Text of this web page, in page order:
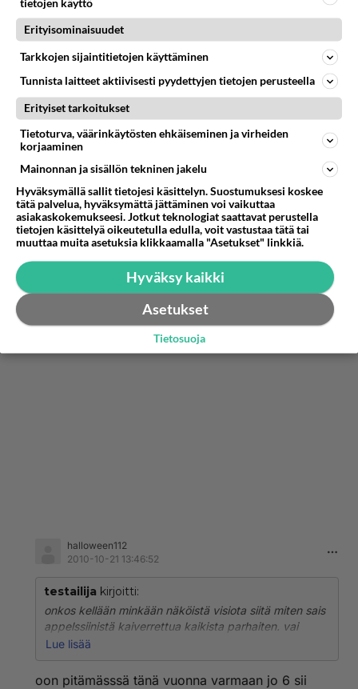
Leikkaa kanta pois ja sitä kautta kaavi sisus pois esim.
lusikalla tai jäätelökauhalla.
kokeillut. Ja appelsiinin sekä meloonin hyvänä puolena
on se, että sisuksista voit keksiä jotain tarjottavaa
Halloween -pöytään.
appelsiinilyhtyjä, hyvin ovat toimineet :) Sisustan
saa koverrettua teräväreunaisella lusikalla ja
silmät ym. olen leikannut terävillä saksilla.
Hienoja ovat olleet!
Äänestä
J.B-FANI
En usko että joku lordi tulee teille!!enkä ees
haluis kutsuu lordii koska se on ihan HUONO!!!!
Äänestä Kommentoi
halloween112
2010-10-21 13:46:52
testailija kirjoitti:
onkos kellään minkään näköistä visiota siitä miten sais
appelssiinistä kaiverrettua kaikista parhaiten. vai
olisko hunajameloni tms vastaava parempi. (voiko
tai siis tottakai pitää vahtii, mut...
Lue lisää
oon pitämässsä tänä vuonna varmaan jo 6 sii
tietojen käyttö
Erityisominaisuudet
Tarkkojen sijaintitietojen käyttäminen
Tunnista laitteet aktiivisesti pyydettyjen tietojen perusteella
Erityiset tarkoitukset
Tietoturva, väärinkäytösten ehkäiseminen ja virheiden
korjaaminen
Mainonnan ja sisällön tekninen jakelu
Hyväksymällä sallit tietojesi käsittelyn. Suostumuksesi koskee
tätä palvelua, hyväksymättä jättäminen voi vaikuttaa
asiakaskokemukseesi. Jotkut teknologiat saattavat perustella
tietojen käsittelyä oikeutetulla edulla, voit vastustaa tätä tai
muuttaa muita asetuksia klikkaamalla "Asetukset" linkkiä.
Hyväksy kaikki
Asetukset
Tietosuoja